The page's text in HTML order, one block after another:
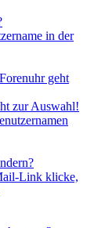
in der
geht
zur Auswahl!
Link klicke,